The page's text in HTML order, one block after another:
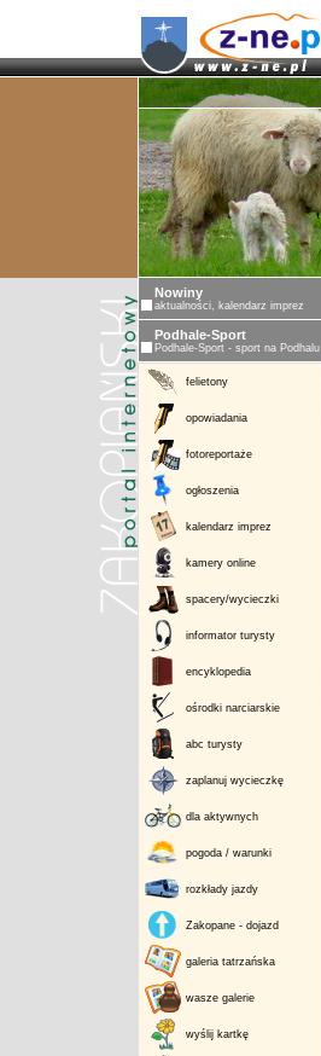
Nowiny
aktualności, kalendarz imprez
Podhale-Sport
Podhale-Sport - sport na Podhalu
felietony
opowiadania
fotoreportaże
ogłoszenia
kalendarz imprez
kamery online
spacery/wycieczki
informator turysty
encyklopedia
ośrodki narciarskie
abc turysty
zaplanuj wycieczkę
dla aktywnych
pogoda / warunki
rozkłady jazdy
Zakopane - dojazd
galeria tatrzańska
wasze galerie
wyślij kartkę